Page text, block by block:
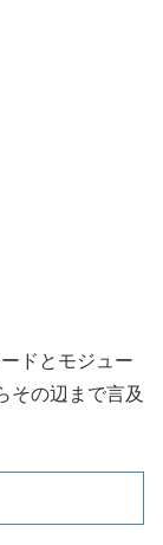
ドとモジュー
その辺まで言及